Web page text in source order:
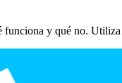
y qué no.